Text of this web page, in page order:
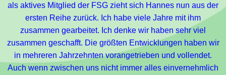
als aktives Mitglied der FSG zieht sich Hannes nun aus der
ersten Reihe zurück. Ich habe viele Jahre mit ihm
zusammen gearbeitet. Ich denke wir haben sehr viel
zusammen geschafft. Die größten Entwicklungen haben wir
in mehreren Jahrzehnten vorangetrieben und vollendet.
Auch wenn zwischen uns nicht immer alles einvernehmlich